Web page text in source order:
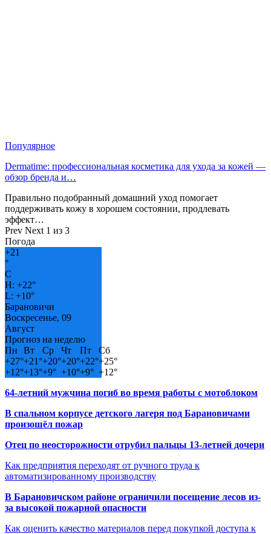
Популярное
Dermatime: профессиональная косметика для ухода за кожей —
обзор бренда и…
Правильно подобранный домашний уход помогает
поддерживать кожу в хорошем состоянии, продлевать
эффект…
Prev Next 1 из 3
Погода
+21
°
C
H: +22°
L: +10°
Барановичи
Воскресенье, 09
Август
Прогноз на неделю
Пн
Вт Ср Чт Пт
Сб
+27°+21°+20°+20°+22°+25°
+12°+13°+9° +10°+9° +12°
64-летний мужчина погиб во время работы с мотоблоком
В спальном корпусе детского лагеря под Барановичами
произошёл пожар
Отец по неосторожности отрубил пальцы 13-летней дочери
Как предприятия переходят от ручного труда к
автоматизированному производству
В Барановичском районе ограничили посещение лесов из-
за высокой пожарной опасности
Как оценить качество материалов перед покупкой доступа к